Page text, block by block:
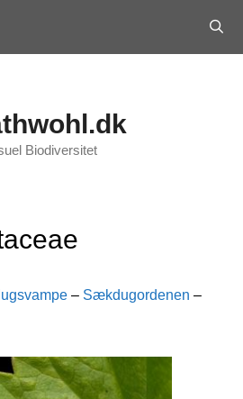
Biodiversitet
– Sækdugordenen –